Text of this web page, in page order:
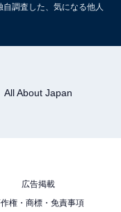
調査した、気になる他人
All About Japan
広告掲載
権・商標・免責事項